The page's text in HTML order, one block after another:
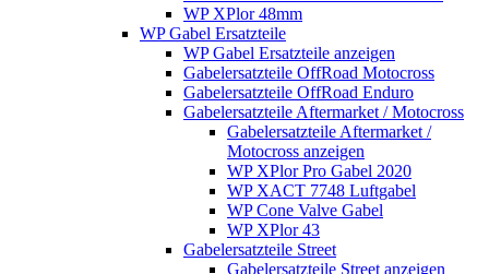
WP XPlor 48mm
WP Gabel Ersatzteile
WP Gabel Ersatzteile anzeigen
Gabelersatzteile OffRoad Motocross
Gabelersatzteile OffRoad Enduro
Gabelersatzteile Aftermarket / Motocross
Gabelersatzteile Aftermarket /
Motocross anzeigen
WP XPlor Pro Gabel 2020
WP XACT 7748 Luftgabel
WP Cone Valve Gabel
WP XPlor 43
Gabelersatzteile Street
Gabelersatzteile Street anzeigen